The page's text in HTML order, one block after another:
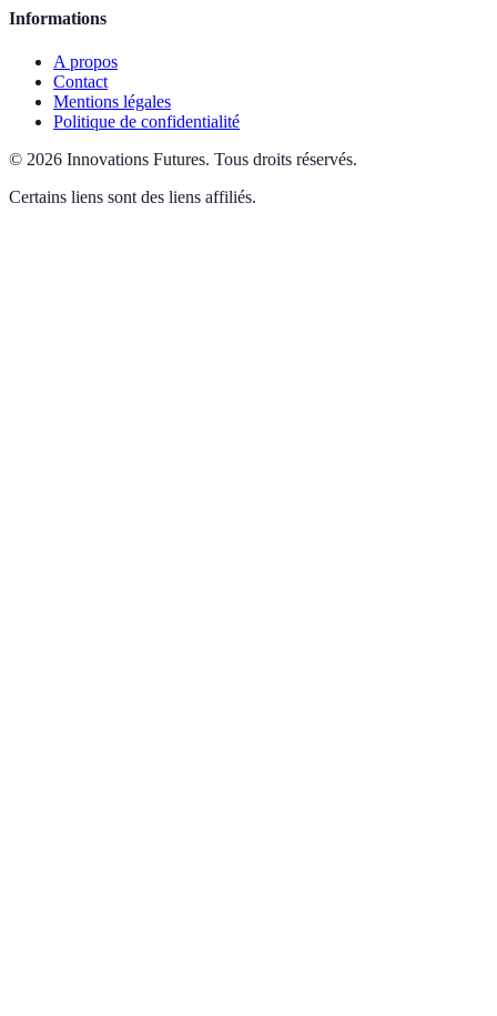
Informations
A propos
Contact
Mentions légales
Politique de confidentialité
© 2026 Innovations Futures. Tous droits réservés.
Certains liens sont des liens affiliés.